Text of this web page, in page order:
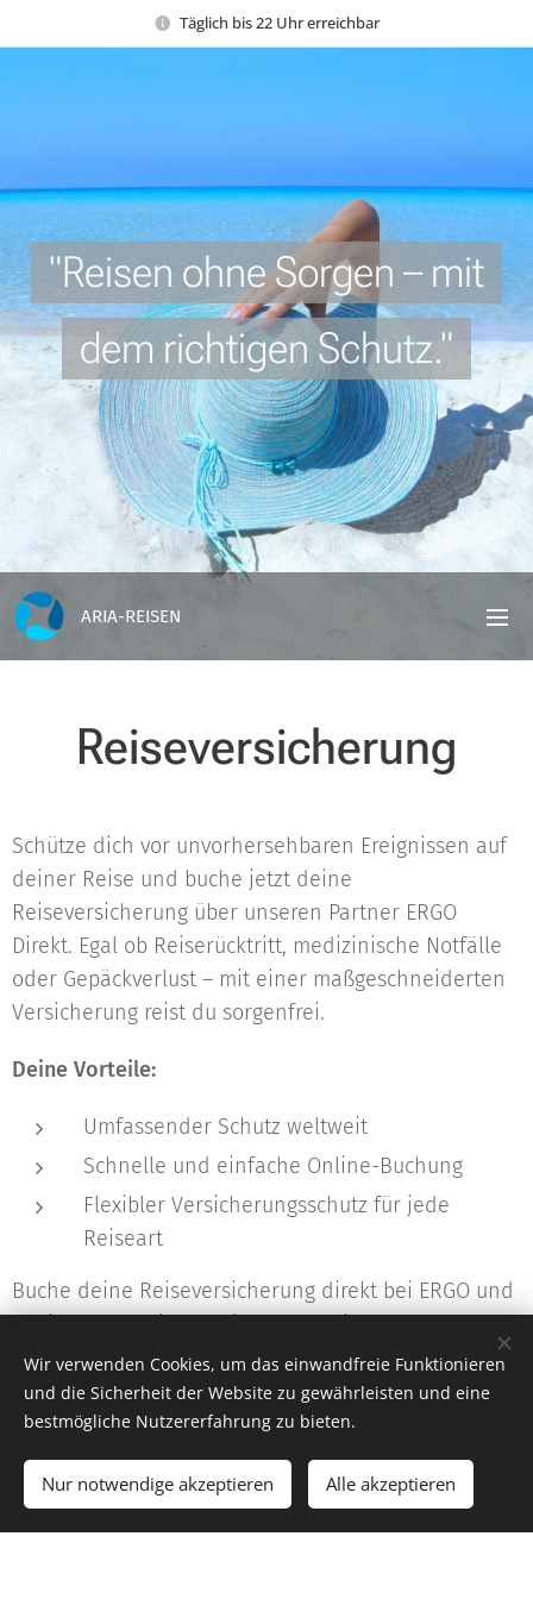
Täglich bis 22 Uhr erreichbar
ARIA-REISEN
"Reisen ohne Sorgen – mit
dem richtigen Schutz."
Reiseversicherung
Schütze dich vor unvorhersehbaren Ereignissen auf
deiner Reise und buche jetzt deine
Reiseversicherung über unseren Partner ERGO
Direkt. Egal ob Reiserücktritt, medizinische Notfälle
oder Gepäckverlust – mit einer maßgeschneiderten
Versicherung reist du sorgenfrei.
Deine Vorteile:
Umfassender Schutz weltweit
Schnelle und einfache Online-Buchung
Flexibler Versicherungsschutz für jede
Reiseart
Buche deine Reiseversicherung direkt bei ERGO und
Wir verwenden Cookies, um das einwandfreie Funktionieren
und die Sicherheit der Website zu gewährleisten und eine
bestmögliche Nutzererfahrung zu bieten.
Nur notwendige akzeptieren Alle akzeptieren